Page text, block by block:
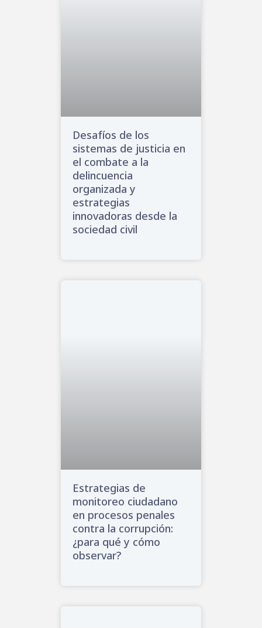
Desafíos de los
sistemas de justicia en
el combate a la
delincuencia
organizada y
estrategias
innovadoras desde la
sociedad civil
Estrategias de
monitoreo ciudadano
en procesos penales
contra la corrupción:
¿para qué y cómo
observar?